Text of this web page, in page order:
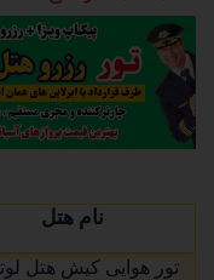
نام هتل
تور هوایی کیش هتل